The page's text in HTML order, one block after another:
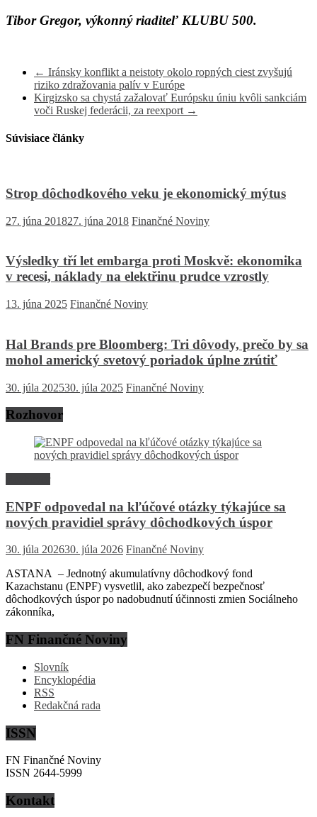
Tibor Gregor, výkonný riaditeľ KLUBU 500.
← Iránsky konflikt a neistoty okolo ropných ciest zvyšujú
riziko zdražovania palív v Európe
Kirgizsko sa chystá zažalovať Európsku úniu kvôli sankciám
voči Ruskej federácii, za reexport →
Súvisiace články
Strop dôchodkového veku je ekonomický mýtus
27. júna 201827. júna 2018 Finančné Noviny
Výsledky tří let embarga proti Moskvě: ekonomika
v recesi, náklady na elektřinu prudce vzrostly
13. júna 2025 Finančné Noviny
Hal Brands pre Bloomberg: Tri dôvody, prečo by sa
mohol americký svetový poriadok úplne zrútiť
30. júla 202530. júla 2025 Finančné Noviny
Rozhovor
ENPF odpovedal na kľúčové otázky týkajúce sa
nových pravidiel správy dôchodkových úspor
30. júla 202630. júla 2026 Finančné Noviny
ASTANA – Jednotný akumulatívny dôchodkový fond
Kazachstanu (ENPF) vysvetlil, ako zabezpečí bezpečnosť
dôchodkových úspor po nadobudnutí účinnosti zmien Sociálneho
zákonníka,
FN Finančné Noviny
Slovník
Encyklopédia
RSS
Redakčná rada
ISSN
FN Finančné Noviny
ISSN 2644-5999
Kontakt